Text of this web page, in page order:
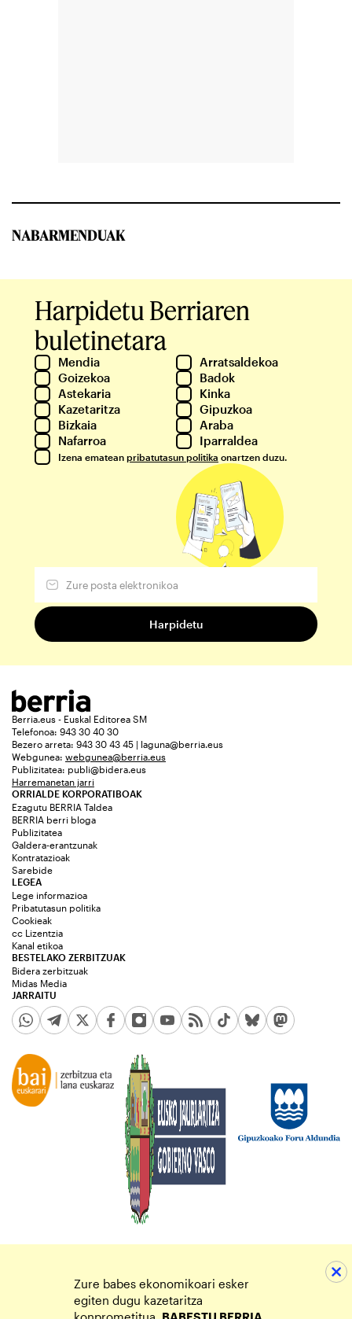
NABARMENDUAK
Harpidetu Berriaren
buletinetara
Mendia
Arratsaldekoa
Goizekoa
Badok
Astekaria
Kinka
Kazetaritza
Gipuzkoa
Bizkaia
Araba
Nafarroa
Iparraldea
Izena ematean pribatutasun politika onartzen duzu.
Berria.eus - Euskal Editorea SM
Telefonoa: 943 30 40 30
Bezero arreta: 943 30 43 45 | laguna@berria.eus
Webgunea: webgunea@berria.eus
Publizitatea: publi@bidera.eus
Harremanetan jarri
ORRIALDE KORPORATIBOAK
Ezagutu BERRIA Taldea
BERRIA berri bloga
Publizitatea
Galdera-erantzunak
Kontratazioak
Sarebide
JARRAITU
LEGEA
Lege informazioa
Pribatutasun politika
Cookieak
cc Lizentzia
Kanal etikoa
BESTELAKO ZERBITZUAK
Bidera zerbitzuak
Midas Media
Zure babes ekonomikoari esker
egiten dugu kazetaritza